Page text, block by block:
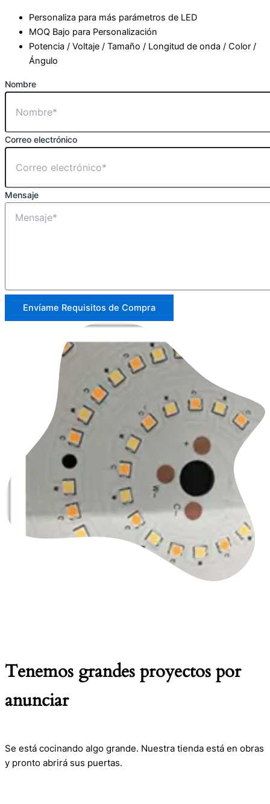
Personaliza para más parámetros de LED
MOQ Bajo para Personalización
Potencia / Voltaje / Tamaño / Longitud de onda / Color /
Ángulo
Nombre
Correo electrónico
Mensaje
Envíame Requisitos de Compra
Tenemos grandes proyectos por
anunciar
Se está cocinando algo grande. Nuestra tienda está en obras
y pronto abrirá sus puertas.